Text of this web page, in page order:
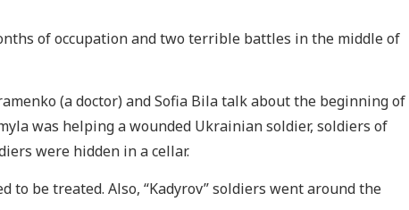
of occupation and two terrible battles in the middle of
(a doctor) and Sofia Bila talk about the beginning of
was helping a wounded Ukrainian soldier, soldiers of
were hidden in a cellar.
be treated. Also, “Kadyrov” soldiers went around the